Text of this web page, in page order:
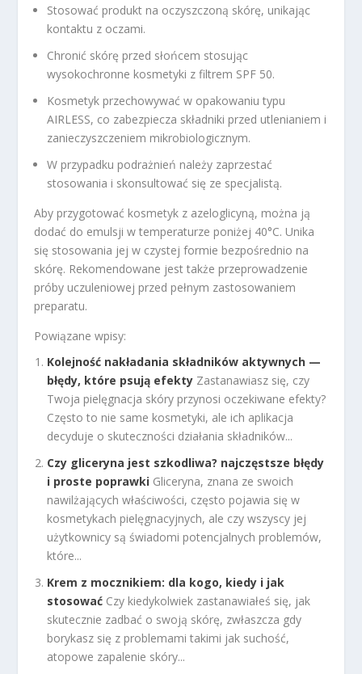
Stosować produkt na oczyszczoną skórę, unikając
kontaktu z oczami.
Chronić skórę przed słońcem stosując
wysokochronne kosmetyki z filtrem SPF 50.
Kosmetyk przechowywać w opakowaniu typu
AIRLESS, co zabezpiecza składniki przed utlenianiem i
zanieczyszczeniem mikrobiologicznym.
W przypadku podrażnień należy zaprzestać
stosowania i skonsultować się ze specjalistą.
Aby przygotować kosmetyk z azeloglicyną, można ją
dodać do emulsji w temperaturze poniżej 40°C. Unika
się stosowania jej w czystej formie bezpośrednio na
skórę. Rekomendowane jest także przeprowadzenie
próby uczuleniowej przed pełnym zastosowaniem
preparatu.
Powiązane wpisy:
Kolejność nakładania składników aktywnych —
błędy, które psują efekty Zastanawiasz się, czy
Twoja pielęgnacja skóry przynosi oczekiwane efekty?
Często to nie same kosmetyki, ale ich aplikacja
decyduje o skuteczności działania składników...
Czy gliceryna jest szkodliwa? najczęstsze błędy
i proste poprawki Gliceryna, znana ze swoich
nawilżających właściwości, często pojawia się w
kosmetykach pielęgnacyjnych, ale czy wszyscy jej
użytkownicy są świadomi potencjalnych problemów,
które...
Krem z mocznikiem: dla kogo, kiedy i jak
stosować Czy kiedykolwiek zastanawiałeś się, jak
skutecznie zadbać o swoją skórę, zwłaszcza gdy
borykasz się z problemami takimi jak suchość,
atopowe zapalenie skóry...